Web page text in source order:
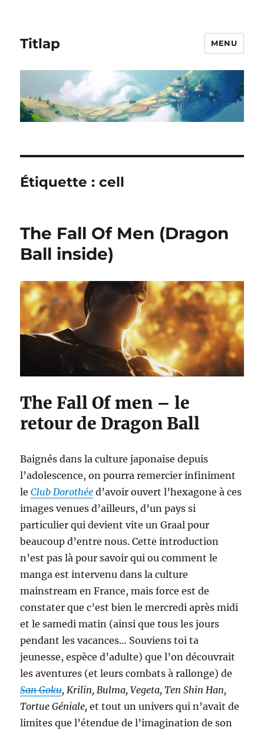
Titlap MENU
Étiquette :cell
The Fall Of Men (Dragon
Ball inside)
The Fall Of men – le
retour de Dragon Ball
Baignés dans la culture japonaise depuis
l’adolescence, on pourra remercier infiniment
leClub Dorothée d’avoir ouvert l’hexagone à ces
images venues d’ailleurs, d’un pays si
particulier qui devient vite un Graal pour
beaucoup d’entre nous. Cette introduction
n’est pas là pour savoir qui ou comment le
manga est intervenu dans la culture
mainstream en France, mais force est de
constater que c’est bien le mercredi après midi
et le samedi matin (ainsi que tous les jours
pendant les vacances… Souviens toi ta
jeunesse, espèce d’adulte) que l’on découvrait
les aventures (et leurs combats à rallonge) de
San Goku, Krilin, Bulma, Vegeta, Ten Shin Han,
Tortue Géniale, et tout un univers qui n’avait de
limites que l’étendue de l’imagination de son